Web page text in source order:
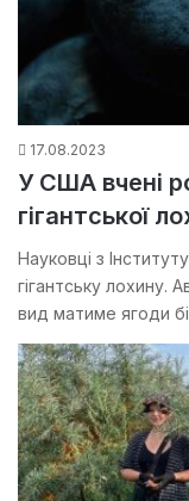
17.08.2023
У США вчені
гігантської
Науковці з
гігантську лохину.
вид матиме ягоди